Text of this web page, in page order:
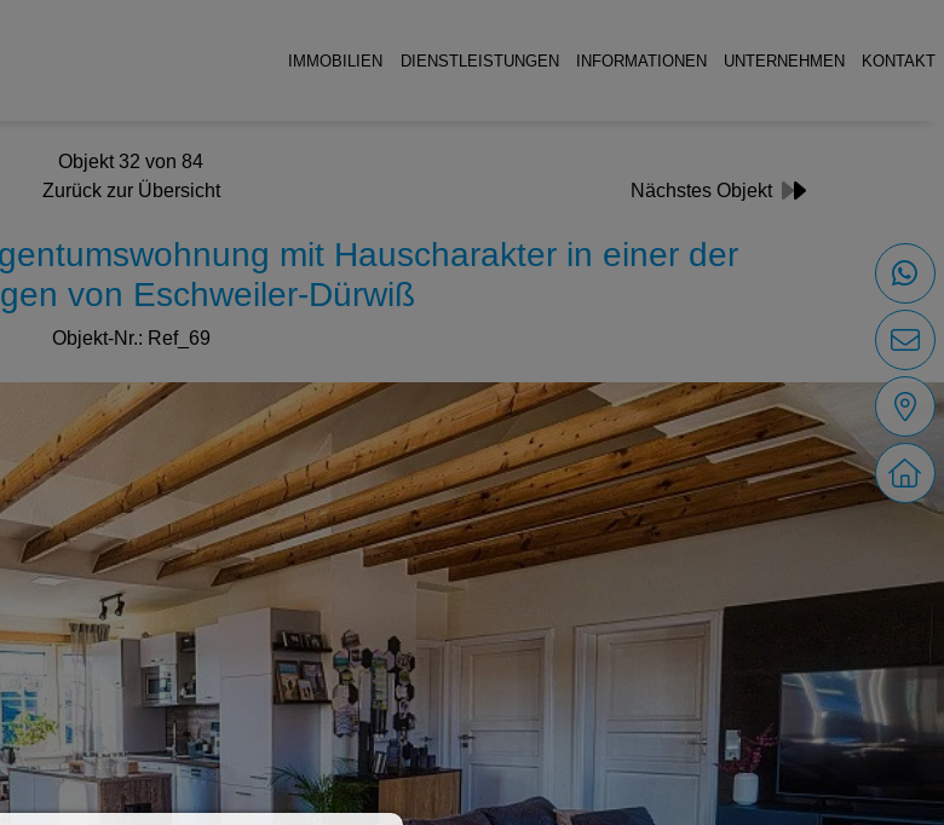
IMMOBILIEN DIENSTLEISTUNGEN INFORMATIONEN UNTERNEHMEN KONTAKT
Objekt 32 von 84
Nächstes Objekt
Zurück zur Übersicht
mit Hauscharakter in einer der
von Eschweiler-Dürwiß
Objekt-Nr.: Ref_69